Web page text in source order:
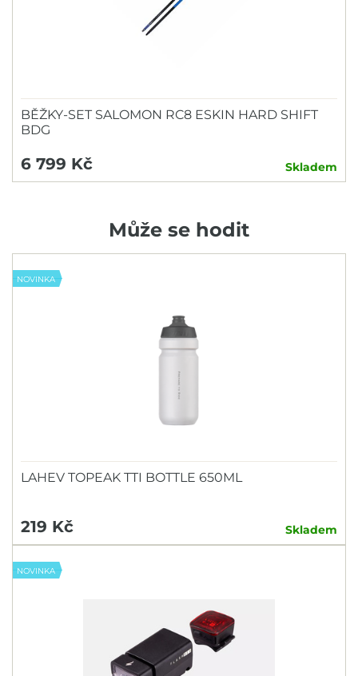
BĚŽKY-SET SALOMON RC8 ESKIN HARD SHIFT
BDG
6 799 Kč Skladem
Může se hodit
NOVINKA
LAHEV TOPEAK TTI BOTTLE 650ML
219 Kč Skladem
NOVINKA